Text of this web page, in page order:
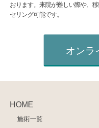
おります。来院が難しい際や、
セリング可能です。
オンラ
HOME
施術一覧